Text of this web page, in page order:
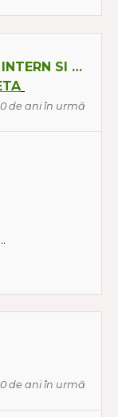
GEVIMA COMERT INTERN SI EXTERN SRL
de ani în urmă
de ani în urmă